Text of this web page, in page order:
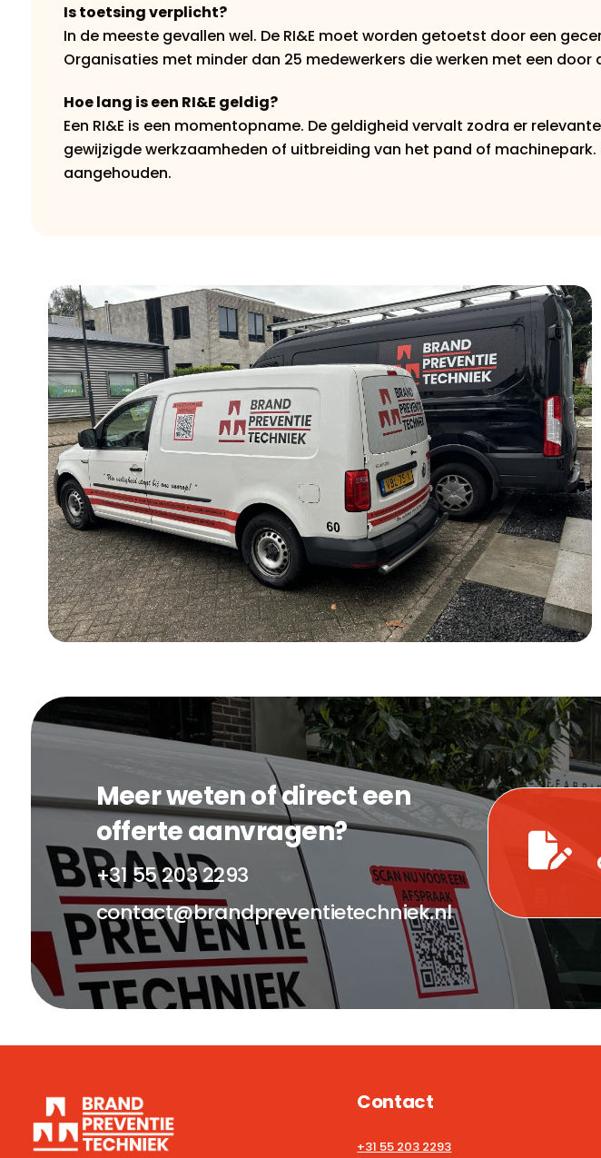
Is toetsing verplicht?
In de meeste gevallen wel. De RI&E moet worden getoetst door een
Organisaties met minder dan 25 medewerkers die werken met een
Hoe lang is een RI&E geldig?
Een RI&E is een momentopname. De geldigheid vervalt zodra er
gewijzigde werkzaamheden of uitbreiding van het pand of
aangehouden.
Meer weten of direct een
offerte aanvragen?
+31 55 203 2293
contact@brandpreventietechniek.nl
Contact
+31 55 203 2293